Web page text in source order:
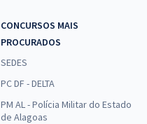
CONCURSOS MAIS
PROCURADOS
SEDES
PC DF - DELTA
PM AL - Polícia Militar do Estado
de Alagoas